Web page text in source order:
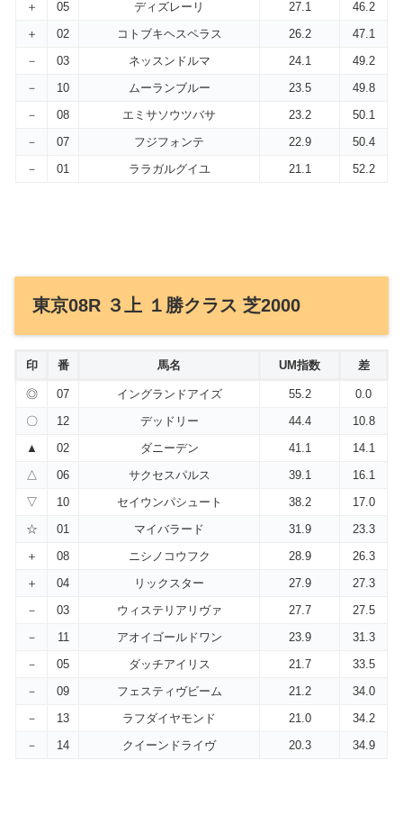
＋
05 ディズレーリ 27.1
46.2
＋
02 コトブキヘスペラス 26.2
47.1
－
03 ネッスンドルマ 24.1
49.2
－
10 ムーランブルー 23.5
49.8
－
08 エミサソウツバサ 23.2
50.1
－
07 フジフォンテ 22.9
50.4
－
01 ララガルグイユ 21.1 52.2
東京08R ３上 １勝クラス 芝2000
印 番 馬名 UM指数 差
◎ 07 イングランドアイズ 55.2
0.0
〇
12 デッドリー 44.4
10.8
▲
02 ダニーデン 41.1
14.1
△
06 サクセスパルス 39.1
16.1
▽
10 セイウンパシュート 38.2
17.0
☆
01 マイバラード 31.9
23.3
＋
08 ニシノコウフク 28.9
26.3
＋
04 リックスター 27.9
27.3
－
03 ウィステリアリヴァ 27.7
27.5
－
11 アオイゴールドワン 23.9
31.3
－
05 ダッチアイリス 21.7
33.5
－
09 フェスティヴビーム 21.2
34.0
－
13 ラフダイヤモンド 21.0
34.2
－
14 クイーンドライヴ 20.3 34.9